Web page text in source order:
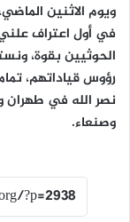
ويوم الاثنين
في أول اعتراف
الحوثيين بقوة،
رؤوس قياداتهم،
نصر الله في طهران
وصنعاء.